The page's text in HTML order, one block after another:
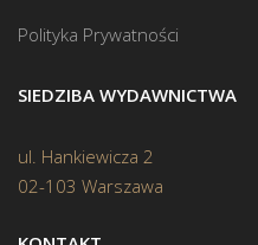
Polityka Prywatności
SIEDZIBA WYDAWNICTWA
ul. Hankiewicza 2
02-103 Warszawa